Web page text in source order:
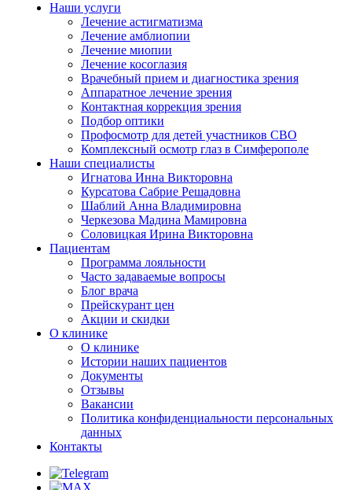
Наши услуги
Лечение астигматизма
Лечение амблиопии
Лечение миопии
Лечение косоглазия
Врачебный прием и диагностика зрения
Аппаратное лечение зрения
Контактная коррекция зрения
Подбор оптики
Профосмотр для детей участников СВО
Комплексный осмотр глаз в Симферополе
Наши специалисты
Игнатова Инна Викторовна
Курсатова Сабрие Решадовна
Шаблий Анна Владимировна
Черкезова Мадина Мамировна
Соловицкая Ирина Викторовна
Пациентам
Программа лояльности
Часто задаваемые вопросы
Блог врача
Прейскурант цен
Акции и скидки
О клинике
О клинике
Истории наших пациентов
Документы
Отзывы
Вакансии
Политика конфиденциальности персональных
данных
Контакты